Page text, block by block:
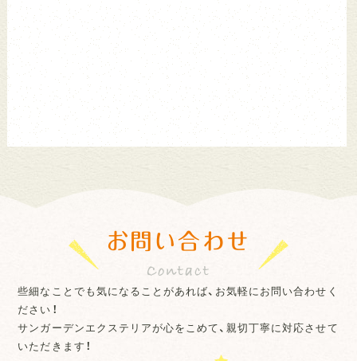
お問い合わせ
些細なことでも気になることがあれば、お気軽にお問い合わせく
ださい！
サンガーデンエクステリアが心をこめて、親切丁寧に対応させて
いただきます！